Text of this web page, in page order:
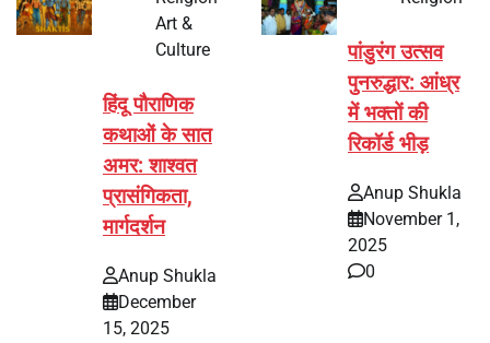
Art &
Culture
हिंदू पौराणिक
कथाओं के सात
अमर: शाश्वत
प्रासंगिकता,
मार्गदर्शन
Anup Shukla
December
15, 2025
पांडुरंग उत्सव
पुनरुद्धार: आंध्र
में भक्तों की
रिकॉर्ड भीड़
Anup Shukla
November 1,
2025
0